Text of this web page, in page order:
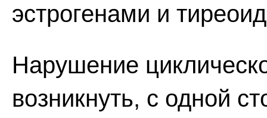
эстрогенами и
Нарушение
возникнуть, с одной